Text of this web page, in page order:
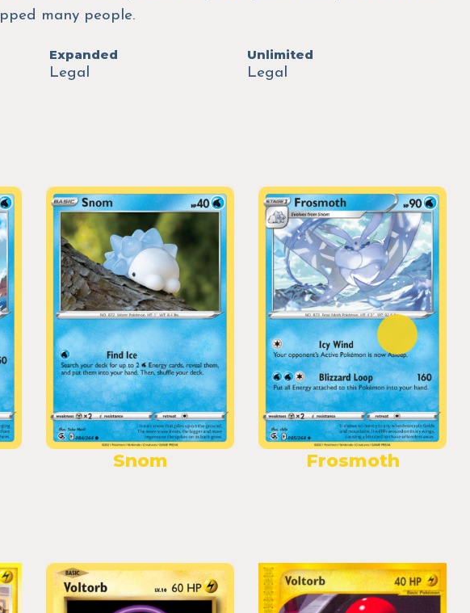
many people.
Expanded
Legal
Unlimited
Legal
Snom Frosmoth